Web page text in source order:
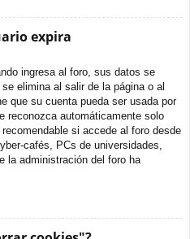
expira
ingresa al foro, sus datos se
elimina al salir de la página o al
que su cuenta pueda ser usada por
reconozca automáticamente solo
si accede al foro desde
cafés, PCs de universidades,
la administración del foro ha